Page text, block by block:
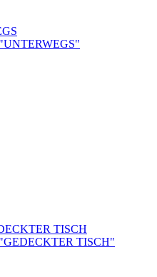
TISCH
"GEDECKTER TISCH"